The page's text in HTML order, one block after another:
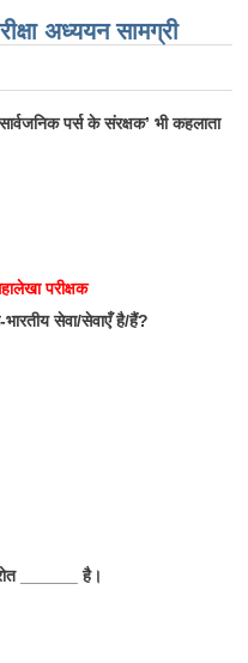
​​अध्ययन सामग्री
पर्स के संरक्षक’ भी कहलाता
परीक्षक
सेवा/सेवाएँ है/हैं?
______ है।